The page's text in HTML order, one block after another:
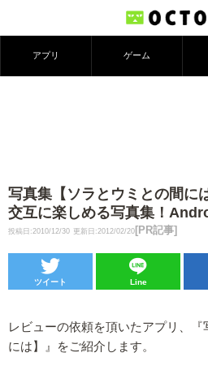
アプリ ゲーム
写真集【ソラとウミとの間に
交互に楽しめる写真集！
投稿日:2010/12/30 更新日:2012/02/20 [PR記事]
ツイート Line
レビューの依頼を頂いたアプリ、
には】』をご紹介します。